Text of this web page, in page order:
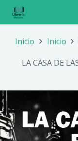
Inicio Inicio
LA CASA DE